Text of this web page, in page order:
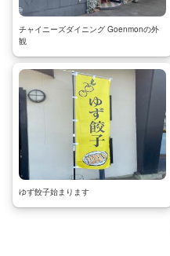
チャイニーズダイニング Goenmonの外
観
ゆず餃子始まります